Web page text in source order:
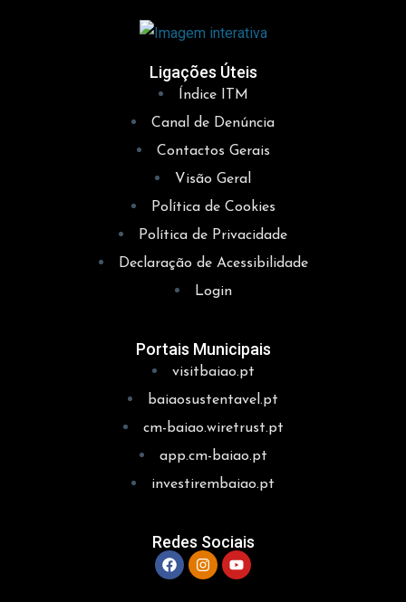
Ligações Úteis
Índice ITM
Canal de Denúncia
Contactos Gerais
Visão Geral
Política de Cookies
Política de Privacidade
Declaração de Acessibilidade
Login
Portais Municipais
visitbaiao.pt
baiaosustentavel.pt
cm-baiao.wiretrust.pt
app.cm-baiao.pt
investirembaiao.pt
Redes Sociais